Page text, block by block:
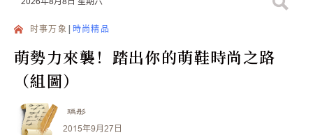
时事万象 時尚精品
萌勢力來襲！踏出你的萌鞋時尚之路
（組圖）
瑀彤
2015年9月27日